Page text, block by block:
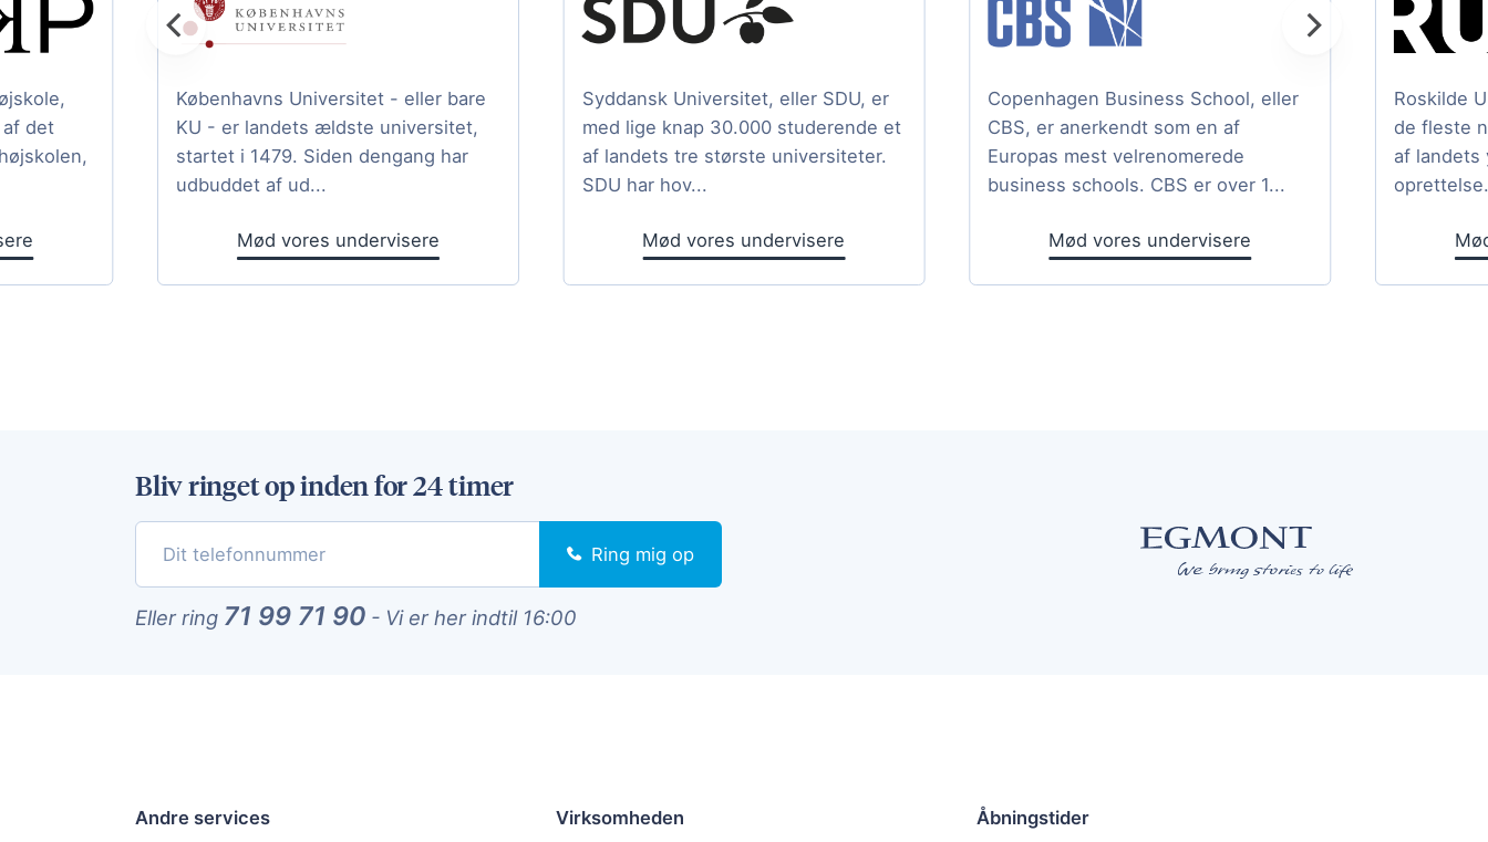
Syddansk Universitet, eller SDU, er
med lige knap 30.000 studerende et
af landets tre største universiteter.
SDU har hov...
Mød vores undervisere
Copenhagen Business School, eller
CBS, er anerkendt som en af
Europas mest velrenomerede
business schools. CBS er over 1...
Mød vores undervisere
Roskilde
de fleste
af landets
det
Københavns Universitet - eller bare
KU - er landets ældste universitet,
startet i 1479. Siden dengang har
udbuddet af ud...
Mød vores undervisere
Bliv ringet op inden for 24 timer
Ring mig op
Eller ring 71 99 71 90 - Vi er her indtil 16:00
Andre services Virksomheden Åbningstider